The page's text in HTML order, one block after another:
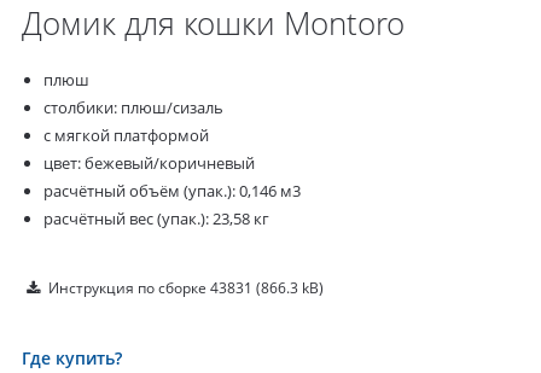
Домик для кошки Montoro
плюш
столбики: плюш/сизаль
с мягкой платформой
цвет: бежевый/коричневый
расчётный объём (упак.): 0,146 м3
расчётный вес (упак.): 23,58 кг
Инструкция по сборке 43831 (866.3 kB)
Где купить?